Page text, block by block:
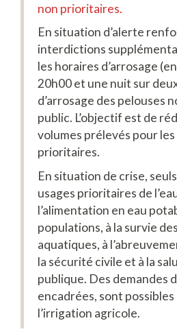
non prioritaires.
En situation d’alerte
interdictions
les horaires d’arrosage
20h00 et une nuit sur
d’arrosage des pelouses
public. L’objectif est de
volumes prélevés pour les
prioritaires.
En situation de crise,
usages prioritaires de
l’alimentation en eau
populations, à la survie
aquatiques, à
la sécurité civile et à la
publique. Des demandes
encadrées, sont
l’irrigation agricole.